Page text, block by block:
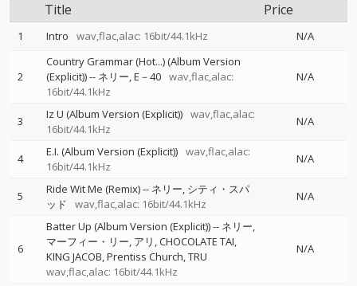
Title Price
1 Intro wav,flac,alac: 16bit/44.1kHz N/A
2
Country Grammar (Hot...) (Album Version
(Explicit))-- ネリー E－40 wav,flac,alac:
16bit/44.1kHz
N/A
3 Iz U (Album Version (Explicit)) wav,flac,alac:
16bit/44.1kHz
N/A
4 E.I. (Album Version (Explicit)) wav,flac,alac:
16bit/44.1kHz
N/A
5 Ride Wit Me (Remix)-- ネリー シティ・スパ
ッド
wav,flac,alac: 16bit/44.1kHz
N/A
6
Batter Up (Album Version (Explicit))-- ネリー
マーフィー・リー アリ CHOCOLATE TAI
KING JACOB Prentiss Church TRU
wav,flac,alac: 16bit/44.1kHz
N/A